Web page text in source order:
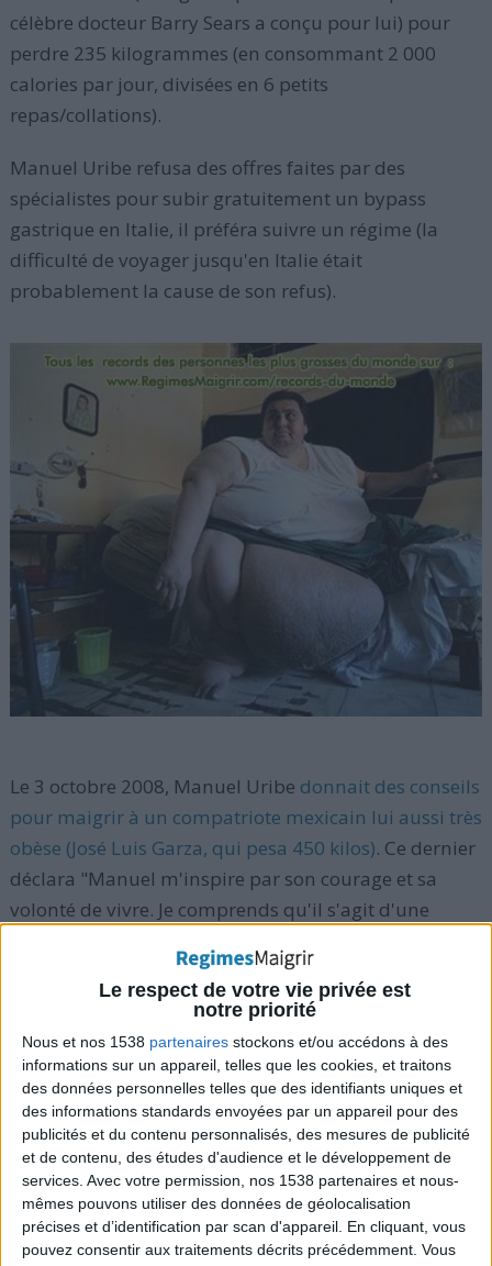
Le respect de votre vie privée est
notre priorité
Nous et nos 1538 partenaires stockons et/ou accédons à des
informations sur un appareil, telles que les cookies, et traitons
des données personnelles telles que des identifiants uniques et
des informations standards envoyées par un appareil pour des
publicités et du contenu personnalisés, des mesures de publicité
et de contenu, des études d'audience et le développement de
services. Avec votre permission, nos 1538 partenaires et nous-
mêmes pouvons utiliser des données de géolocalisation
précises et d’identification par scan d'appareil. En cliquant, vous
pouvez consentir aux traitements décrits précédemment. Vous
célèbre docteur Barry Sears a conçu pour lui) pour
perdre 235 kilogrammes (en consommant 2 000
calories par jour, divisées en 6 petits
repas/collations).
Manuel Uribe refusa des offres faites par des
spécialistes pour subir gratuitement un bypass
gastrique en Italie, il préféra suivre un régime (la
difficulté de voyager jusqu'en Italie était
probablement la cause de son refus).
Le 3 octobre 2008, Manuel Uribe donnait des conseils
pour maigrir à un compatriote mexicain lui aussi très
obèse (José Luis Garza, qui pesa 450 kilos). Ce dernier
déclara "Manuel m'inspire par son courage et sa
volonté de vivre. Je comprends qu'il s'agit d'une
instructions médicales qui m'ont été offertes afin de
Manuel "Xavier" Uribe envoya même sa petite-amie à
l'époque (devenue ensuite sa femme), Claudia Solis,
chez José Luis Garza pour apporter des kiwis, des
pamplemousses, des poires et des suppléments
protéinés. Malheureusement, José Luis Garza décéda
cinq jours plus tard pendant un transfert à l'hôpital,
le 8 octobre 2008.